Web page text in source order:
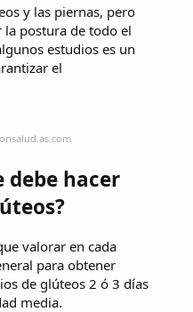
y las piernas, pero
postura de todo el
estudios es un
el
debe hacer
valorar en cada
para obtener
de glúteos 2 ó 3 días
media.